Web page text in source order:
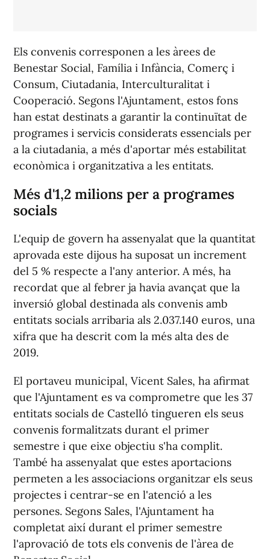
Els convenis corresponen a les àrees de
Benestar Social, Família i Infància, Comerç i
Consum, Ciutadania, Interculturalitat i
Cooperació. Segons l'Ajuntament, estos fons
han estat destinats a garantir la continuïtat de
programes i servicis considerats essencials per
a la ciutadania, a més d'aportar més estabilitat
econòmica i organitzativa a les entitats.
Més d'1,2 milions per a programes
socials
L'equip de govern ha assenyalat que la quantitat
aprovada este dijous ha suposat un increment
del 5 % respecte a l'any anterior. A més, ha
recordat que al febrer ja havia avançat que la
inversió global destinada als convenis amb
entitats socials arribaria als 2.037.140 euros, una
xifra que ha descrit com la més alta des de
2019.
El portaveu municipal, Vicent Sales, ha afirmat
que l'Ajuntament es va comprometre que les 37
entitats socials de Castelló tingueren els seus
convenis formalitzats durant el primer
semestre i que eixe objectiu s'ha complit.
També ha assenyalat que estes aportacions
permeten a les associacions organitzar els seus
projectes i centrar-se en l'atenció a les
persones. Segons Sales, l'Ajuntament ha
completat així durant el primer semestre
l'aprovació de tots els convenis de l'àrea de